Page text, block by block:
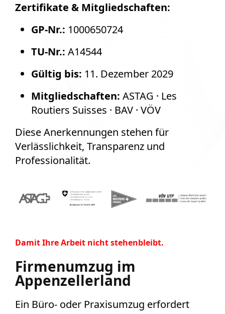
Zertifikate & Mitgliedschaften:
GP-Nr.: 1000650724
TU-Nr.: A14544
Gültig bis: 11. Dezember 2029
Mitgliedschaften: ASTAG · Les
Routiers Suisses · BAV · VÖV
Diese Anerkennungen stehen für
Verlässlichkeit, Transparenz und
Professionalität.
Damit Ihre Arbeit nicht stehenbleibt.
Firmenumzug im
Appenzellerland
Ein Büro- oder Praxisumzug erfordert